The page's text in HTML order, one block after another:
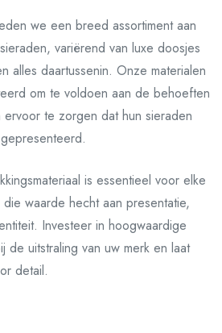
we een breed assortiment aan
variërend van luxe doosjes
alles daartussenin. Onze materialen
om te voldoen aan de behoeften
te zorgen dat hun sieraden
is essentieel voor elke
waarde hecht aan presentatie,
Investeer in hoogwaardige
de uitstraling van uw merk en laat
detail.